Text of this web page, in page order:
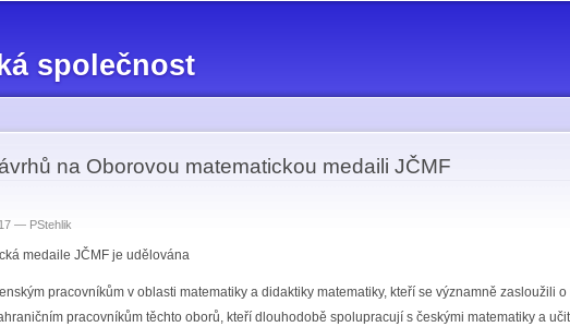
společnost
na Oborovou matematickou medaili JČMF
— PStehlik
medaile JČMF je udělována
pracovníkům v oblasti matematiky a didaktiky matematiky, kteří se významně
pracovníkům těchto oborů, kteří dlouhodobě spolupracují s českými matematiky a